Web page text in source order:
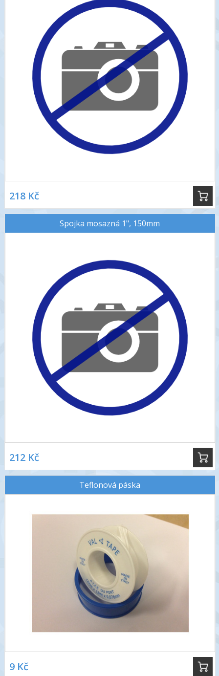
218 Kč
Spojka mosazná 1", 150mm
212 Kč
Teflonová páska
9 Kč